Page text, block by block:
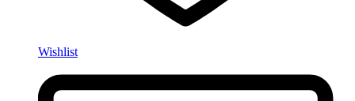
Wishlist